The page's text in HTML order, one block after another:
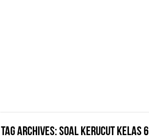
Tag Archives:soal kerucut kelas 6